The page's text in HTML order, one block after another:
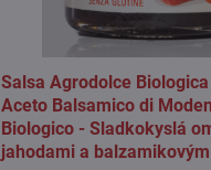
Salsa Agrodolce
Aceto Balsamico di
Biologico - Sladkokyslá
jahodami a